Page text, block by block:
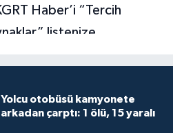
Yolcu otobüsü kamyonete
arkadan çarptı: 1 ölü, 15 yaralı